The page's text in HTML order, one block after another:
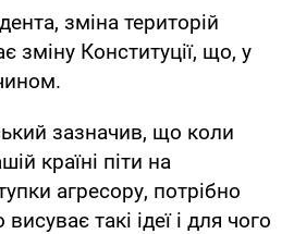
зміна територій
зміну Конституції, що, у
зазначив, що коли
країні піти на
агресору, потрібно
такі ідеї і для чого